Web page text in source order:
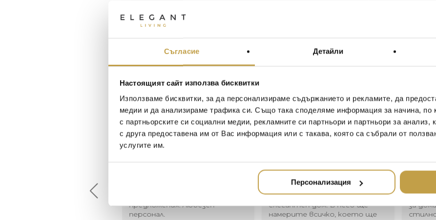
Съгласие Детайли
Настоящият сайт използва бисквитки
Използваме бисквитки, за да персонализираме съдържанието и рекламите, да
медии и да анализираме трафика си. Също така споделяме информация за начина, по
с партньорските си социални медии, рекламните си партньори и партньори за анализ,
с друга предоставена им от Вас информация или с такава, която са събрали от
услугите им.
Персонализация
месингов елемент.
дизайн, който
модернистичен аплик
добави топлота във
The Mini Crescent Ceiling
inspired by a humble light
of two asymmetrical
plated fascia. The Lee
of the traditional globe
ceiling light is sure to
предложения! Любезен
персонал.
2020-05-20
Един магазин за красив и
елегантен дом. В него ще
намерите всичко, което ще
Най-
за